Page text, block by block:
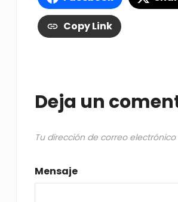
Copy Link
Deja un
Tu dirección de correo
Mensaje